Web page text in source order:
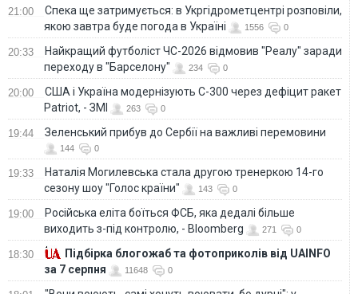
21:00
Спека ще затримується: в Укргідрометцентрі розповіли,
якою завтра буде погода в Україні
1556 0
20:33
Найкращий футболіст ЧС-2026 відмовив "Реалу" заради
переходу в "Барселону"
234 0
20:00
США і Україна модернізують С-300 через дефіцит ракет
Patriot, - ЗМІ
263 0
19:44 Зеленський прибув до Сербії на важливі перемовини
144 0
19:33
Наталія Могилевська стала другою тренеркою 14-го
сезону шоу "Голос країни"
143 0
19:00
Російська еліта боїться ФСБ, яка дедалі більше
виходить з-під контролю, - Bloomberg
271 0
18:30
Підбірка блогожаб та фотоприколів від UAINFO
за 7 серпня
11648 0